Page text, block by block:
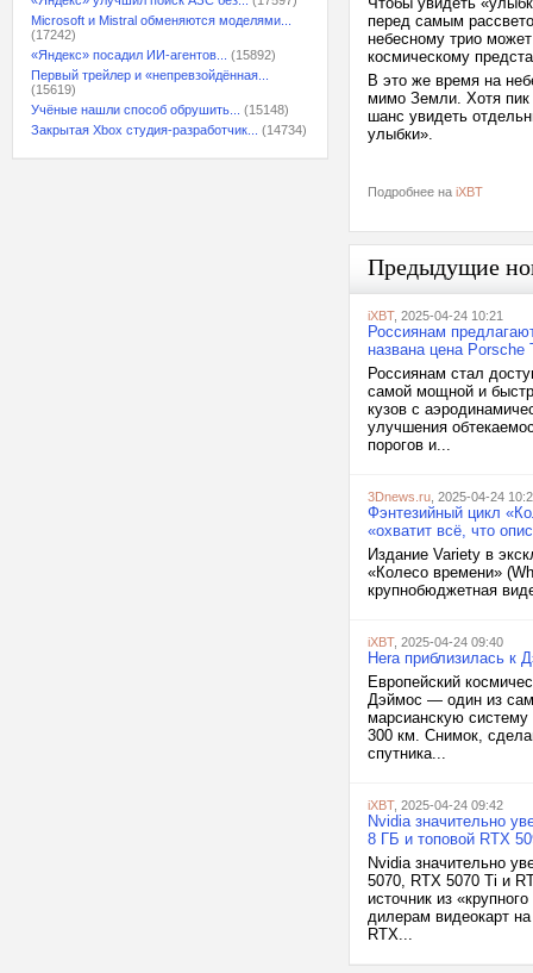
Microsoft и Mistral обменяются моделями...
(17242)
«Яндекс» посадил ИИ-агентов...
(15892)
Первый трейлер и «непревзойдённая...
(15619)
Учёные нашли способ обрушить...
(15148)
Закрытая Xbox студия-разработчик...
(14734)
перед самым
небесному трио
космическому
В это же время на
мимо Земли. Хотя пик
шанс увидеть
улыбки».
Подробнее на iXBT
Предыдущие
iXBT, 2025-04-24 10:21
Россиянам
названа цена Porsche
Россиянам стал
самой мощной и
кузов с
улучшения
порогов и...
3Dnews.ru , 2025-04-24
Фэнтезийный цикл
«охватит всё, что
Издание Variety в
«Колесо времени»
крупнобюджетная
iXBT, 2025-04-24 09:40
Hera приблизилась к
Европейский
Дэймос — один из
марсианскую систему
300 км. Снимок,
спутника...
iXBT, 2025-04-24 09:42
Nvidia значительно
8 ГБ и топовой RTX
Nvidia значительно
5070, RTX 5070 Ti и
источник из
дилерам видеокарт
RTX...